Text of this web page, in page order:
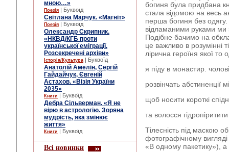
мною…»
Поезія | Буквоїд
Світлана Марчук. «Магніт»
Поезія | Буквоїд
Олександр Скрипник.
«НКВД/КГБ проти
української еміграції.
Розсекречені архіви»
Історія/Культура | Буквоїд
Анатолій Амелін, Сергій
Гайдайчук, Євгеній
Астахов. «Візія України
2035»
Книги | Буквоїд
Дебра Сільверман. «Я не
вірю в астрологію. Зоряна
мудрість, яка змінює
життя»
Книги | Буквоїд
Всі новинки
богиня була придбана
стала відомою на весь
перша богиня без
відламаними руками ми
Подібне бачимо на
це важливо в розумінні
лірична героїня якої то
я піду в монастир.
розвінчать абстиненції
щоб носити короткі
та волосся гідропіритити
Тілесність під маскою
фотографічному
«В одному пакетику»), а